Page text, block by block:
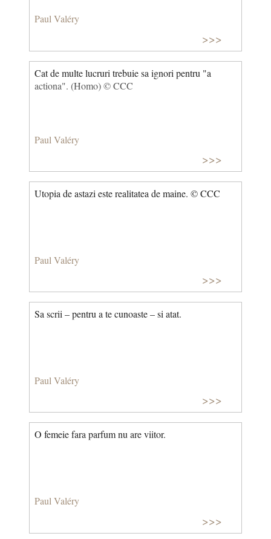
Paul Valéry
>>>
Cat de multe lucruri trebuie sa ignori pentru "a
actiona". (Homo) © CCC
Paul Valéry
>>>
Utopia de astazi este realitatea de maine. © CCC
Paul Valéry
>>>
Sa scrii – pentru a te cunoaste – si atat.
Paul Valéry
>>>
O femeie fara parfum nu are viitor.
Paul Valéry
>>>